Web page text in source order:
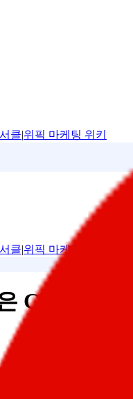
클|위픽 마케팅 위키
클|위픽 마케팅 위키
ChatGPT